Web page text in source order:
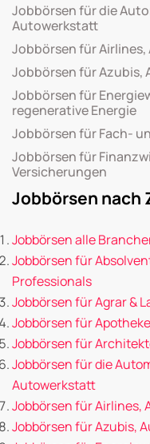
Jobbörsen für die
Autowerkstatt
Jobbörsen für
Jobbörsen für Azubis,
Jobbörsen für
regenerative Energie
Jobbörsen für Fach-
Jobbörsen für
Versicherungen
Jobbörsen nach
Jobbörsen alle
Jobbörsen für
Professionals
Jobbörsen für Agrar &
Jobbörsen für
Jobbörsen für
Jobbörsen für die
Autowerkstatt
Jobbörsen für Airlines,
Jobbörsen für Azubis,